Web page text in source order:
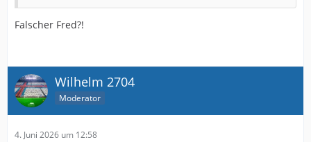
Falscher Fred?!
Wilhelm 2704
Moderator
4. Juni 2026 um 12:58